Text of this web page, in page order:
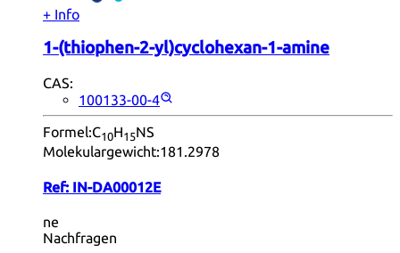
+ Info
1-(thiophen-2-yl)cyclohexan-1-amine
CAS:
100133-00-4
Formel:C10H15NS
Molekulargewicht:181.2978
Ref: IN-DA00012E
ne
Nachfragen